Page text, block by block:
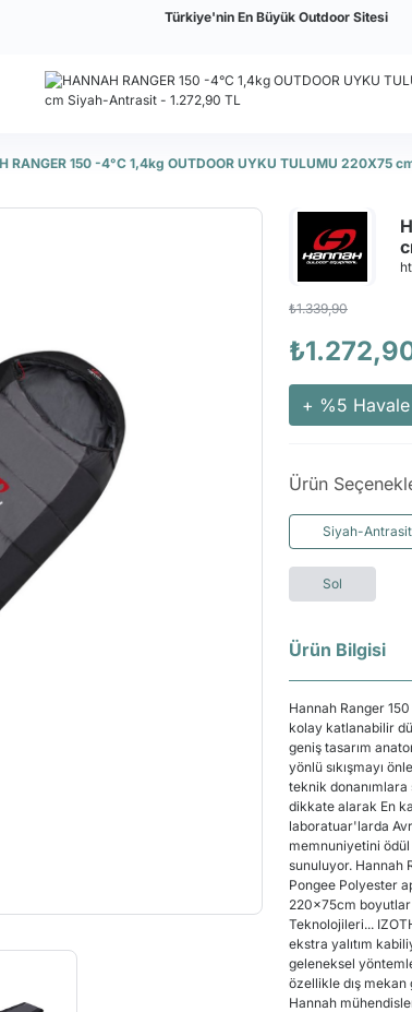
Türkiye'nin En Büyük Outdoor Sitesi
RANGER 150 -4°C 1,4kg OUTDOOR UYKU TULUMU 220X75
₺1.339,90
+ %5
Ürün
Siyah-Antrasit
Sol
Ürün Bilgisi
Hannah Ranger
kolay katlanabilir
geniş tasarım
yönlü sıkışmayı
teknik
dikkate alarak En
laboratuar'larda
memnuniyetini
sunuluyor. Hannah
Pongee Polyester
220x75cm boyutlar
Teknolojileri...
ekstra yalıtım
geleneksel
özellikle dış mekan
Hannah